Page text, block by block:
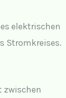
elektrischen
Stromkreises.
zwischen